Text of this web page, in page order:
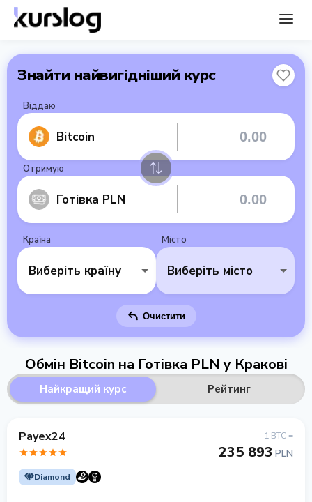
Знайти найвигідніший курс
Віддаю
Bitcoin
Отримую
Готівка PLN
Країна
Виберіть країну
Місто
Виберіть місто
Очистити
Обмін Bitcoin на Готівка PLN у Кракові
Найкращий курс Рейтинг
Payex24
Diamond
1 BTC =
235 893 PLN